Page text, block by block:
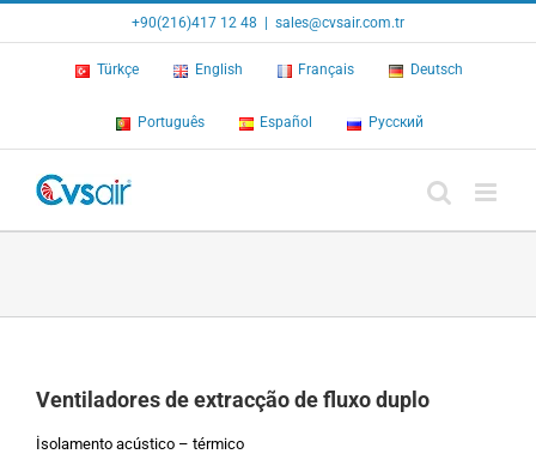
+90(216)417 12 48 sales@cvsair.com.tr
Türkçe English Français Deutsch
Português Español Русский
Ventiladores de extracção de fluxo duplo
İsolamento acústico – térmico